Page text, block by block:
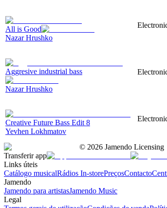
All is Good
Nazar Hrushko
Aggresive industrial bass
Nazar Hrushko
Creative Future Bass Edit 8
Yevhen Lokhmatov
© 2026 Jamendo Licensing
Transferir app
Links úteis
Catálogo musicalRádios In-storePreçosContacto
Jamendo
Jamendo para artistasJamendo Music
Legal